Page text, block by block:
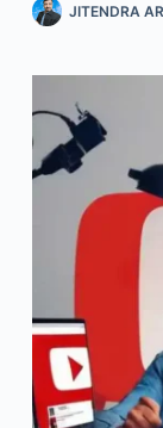
JITENDRA